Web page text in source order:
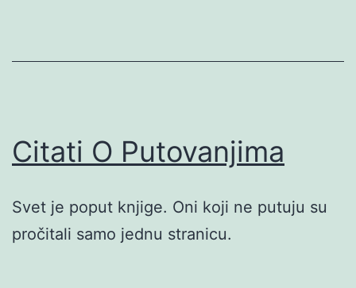
Citati O Putovanjima
Svet je poput knjige. Oni koji ne putuju su
pročitali samo jednu stranicu.